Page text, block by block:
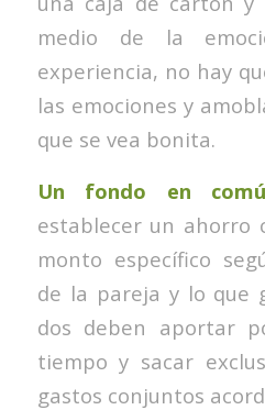
medio de la
experiencia, no hay
las emociones y
que se vea bonita.
Un fondo en
establecer un ahorro
monto específico
de la pareja y lo que
dos deben aportar
tiempo y sacar
gastos conjuntos